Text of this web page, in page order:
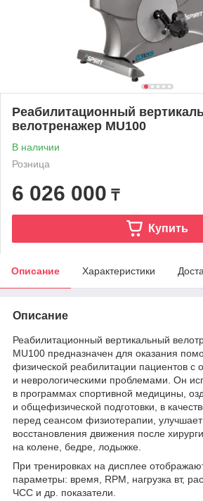
Реабилитационный
велотренажер MU100
В наличии
Розница
6 026 000 ₸
Купить
Описание Характеристики
Описание
Реабилитационный вертикальный
MU100 предназначен для оказания
физической реабилитации пациентов с
и неврологическими проблемами. Он
в программах спортивной медицины,
и общефизической подготовки, в
перед сеансом физиотерапии,
восстановления движения после
на колене, бедре, лодыжке.
При тренировках на дисплее
параметры: время, RPM, нагрузка вт,
ЧСС и др. показатели.